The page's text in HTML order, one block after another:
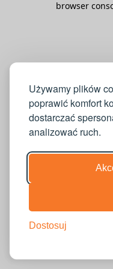
Używamy plików
poprawić komfort
dostarczać
analizować ruch.
Dostosuj
browser